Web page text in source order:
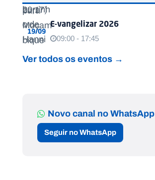
19/09
E-vangelizar 2026
09:00 - 17:45
Ver todos os eventos →
Novo canal no WhatsApp
Seguir no WhatsApp